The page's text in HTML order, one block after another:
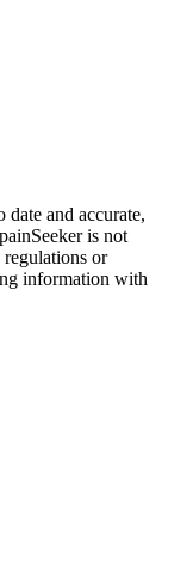
and accurate,
is not
regulations or
information with